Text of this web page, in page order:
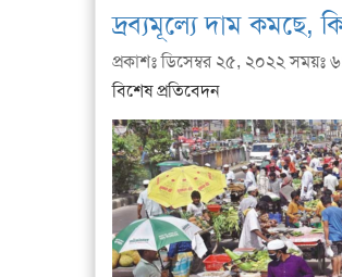
দ্রব্যমূল্যে দাম কমছে,
প্রকাশঃ ডিসেম্বর ২৫, ২০২২ সময়ঃ
বিশেষ প্রতিবেদন